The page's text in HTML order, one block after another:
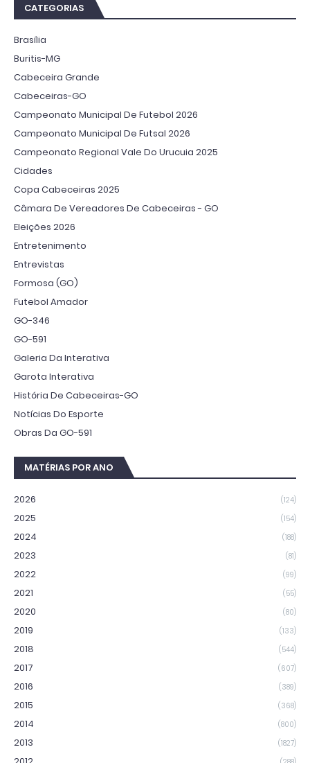
CATEGORIAS
Brasília
Buritis-MG
Cabeceira Grande
Cabeceiras-GO
Campeonato Municipal De Futebol 2026
Campeonato Municipal De Futsal 2026
Campeonato Regional Vale Do Urucuia 2025
Cidades
Copa Cabeceiras 2025
Câmara De Vereadores De Cabeceiras - GO
Eleições 2026
Entretenimento
Entrevistas
Formosa (GO)
Futebol Amador
GO-346
GO-591
Galeria Da Interativa
Garota Interativa
História De Cabeceiras-GO
Notícias Do Esporte
Obras Da GO-591
MATÉRIAS POR ANO
2026 (124)
2025 (154)
2024 (188)
2023 (81)
2022 (99)
2021 (55)
2020 (80)
2019 (133)
2018 (544)
2017 (607)
2016 (389)
2015 (368)
2014 (800)
2013 (1827)